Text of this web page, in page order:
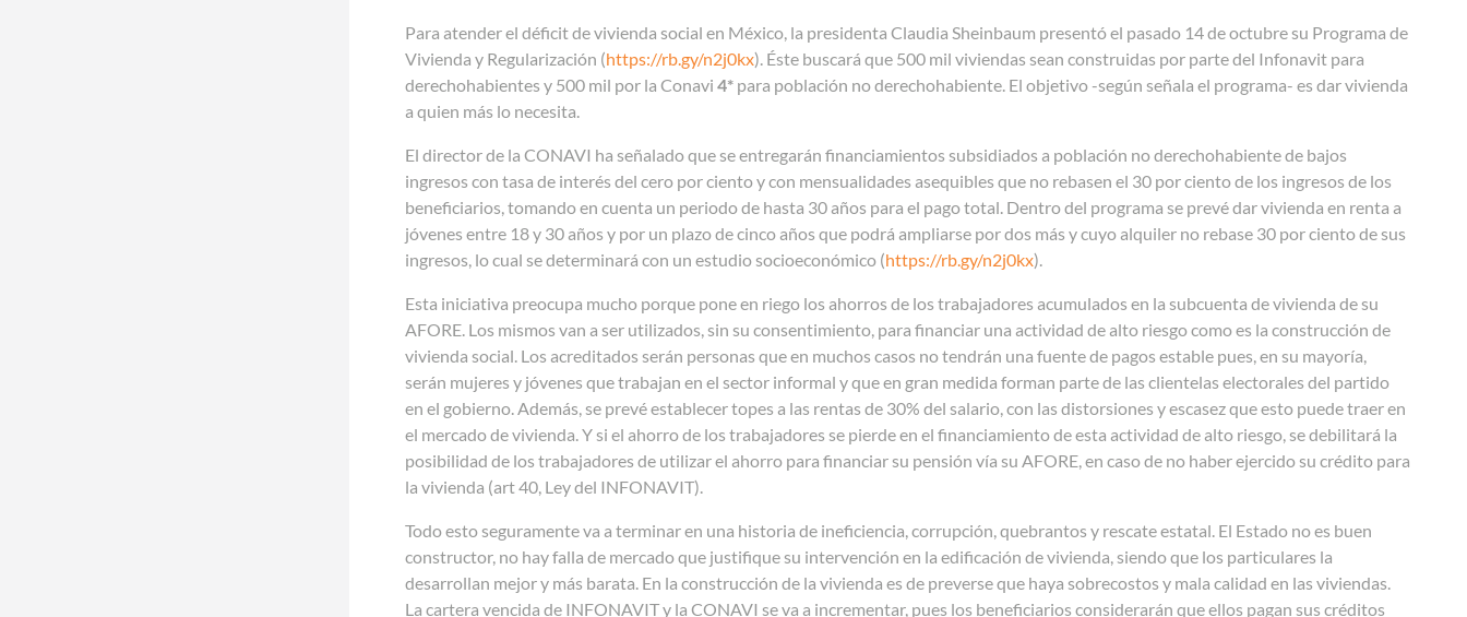
Para atender el déficit de vivienda social en México, la presidenta Claudia Sheinbaum presentó el pasado 14 de octubre su Programa de
Vivienda y Regularización (https://rb.gy/n2j0kx). Éste buscará que 500 mil viviendas sean construidas por parte del Infonavit para
derechohabientes y 500 mil por la Conavi4* para población no derechohabiente. El objetivo -según señala el programa- es dar vivienda
a quien más lo necesita.
El director de la CONAVI ha señalado que se entregarán financiamientos subsidiados a población no derechohabiente de bajos
ingresos con tasa de interés del cero por ciento y con mensualidades asequibles que no rebasen el 30 por ciento de los ingresos de los
beneficiarios, tomando en cuenta un periodo de hasta 30 años para el pago total. Dentro del programa se prevé dar vivienda en renta a
jóvenes entre 18 y 30 años y por un plazo de cinco años que podrá ampliarse por dos más y cuyo alquiler no rebase 30 por ciento de sus
ingresos, lo cual se determinará con un estudio socioeconómico (https://rb.gy/n2j0kx).
Esta iniciativa preocupa mucho porque pone en riego los ahorros de los trabajadores acumulados en la subcuenta de vivienda de su
AFORE. Los mismos van a ser utilizados, sin su consentimiento, para financiar una actividad de alto riesgo como es la construcción de
vivienda social. Los acreditados serán personas que en muchos casos no tendrán una fuente de pagos estable pues, en su mayoría,
serán mujeres y jóvenes que trabajan en el sector informal y que en gran medida forman parte de las clientelas electorales del partido
en el gobierno. Además, se prevé establecer topes a las rentas de 30% del salario, con las distorsiones y escasez que esto puede traer en
el mercado de vivienda. Y si el ahorro de los trabajadores se pierde en el financiamiento de esta actividad de alto riesgo, se debilitará la
posibilidad de los trabajadores de utilizar el ahorro para financiar su pensión vía su AFORE, en caso de no haber ejercido su crédito para
la vivienda (art 40, Ley del INFONAVIT).
Todo esto seguramente va a terminar en una historia de ineficiencia, corrupción, quebrantos y rescate estatal. El Estado no es buen
constructor, no hay falla de mercado que justifique su intervención en la edificación de vivienda, siendo que los particulares la
desarrollan mejor y más barata. En la construcción de la vivienda es de preverse que haya sobrecostos y mala calidad en las viviendas.
La cartera vencida de INFONAVIT y la CONAVI se va a incrementar, pues los beneficiarios considerarán que ellos pagan sus créditos